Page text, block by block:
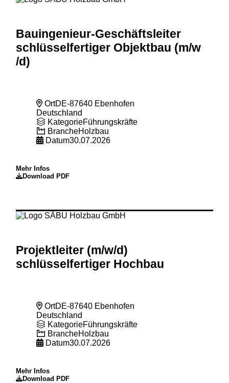
Bauingenieur-Geschäftsleiter
schlüsselfertiger Objektbau (m/w
/d)
OrtDE-87640 Ebenhofen
Deutschland
KategorieFührungskräfte
BrancheHolzbau
Datum30.07.2026
Mehr Infos
Download PDF
Projektleiter (m/w/d)
schlüsselfertiger Hochbau
OrtDE-87640 Ebenhofen
Deutschland
KategorieFührungskräfte
BrancheHolzbau
Datum30.07.2026
Mehr Infos
Download PDF